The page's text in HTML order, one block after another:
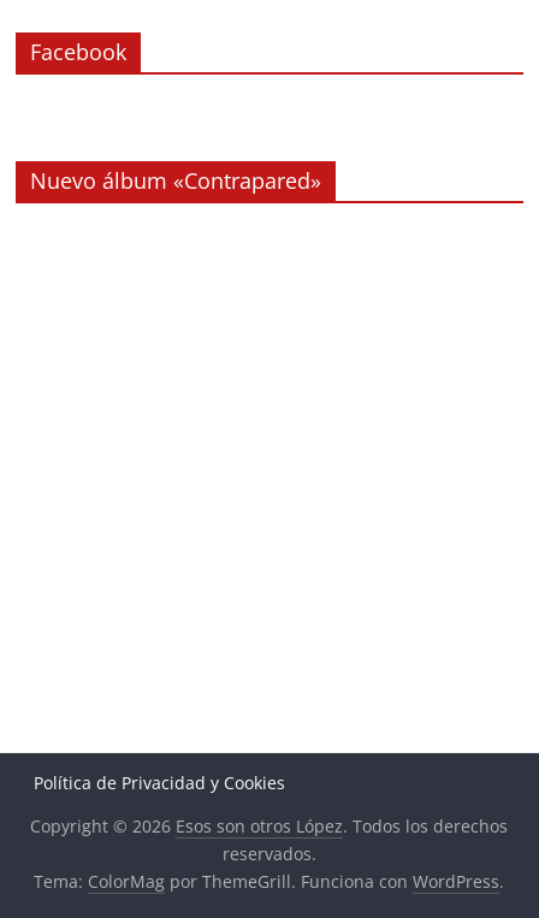
Facebook
Nuevo álbum «Contrapared»
Política de Privacidad y Cookies
Copyright © 2026 Esos son otros López. Todos los derechos
reservados.
Tema: ColorMag por ThemeGrill. Funciona conWordPress.